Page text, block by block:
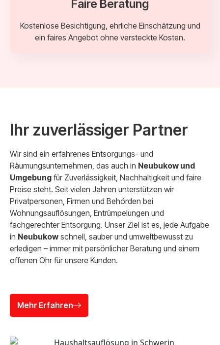
Faire Beratung
Kostenlose Besichtigung, ehrliche Einschätzung und
ein faires Angebot ohne versteckte Kosten.
Ihr zuverlässiger Partner
Wir sind ein erfahrenes Entsorgungs- und
Räumungsunternehmen, das auch in Neubukow und
Umgebung für Zuverlässigkeit, Nachhaltigkeit und faire
Preise steht. Seit vielen Jahren unterstützen wir
Privatpersonen, Firmen und Behörden bei
Wohnungsauflösungen, Entrümpelungen und
fachgerechter Entsorgung. Unser Ziel ist es, jede Aufgabe
in Neubukow schnell, sauber und umweltbewusst zu
erledigen – immer mit persönlicher Beratung und einem
offenen Ohr für unsere Kunden.
Mehr Erfahren